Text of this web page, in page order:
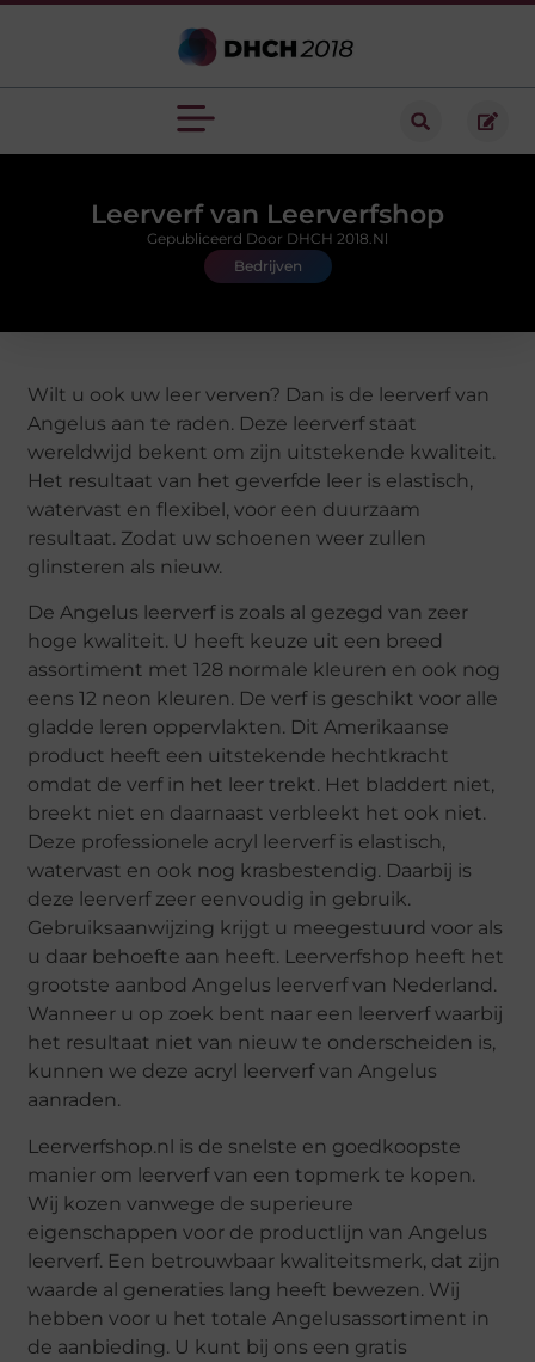
Leerverf van Leerverfshop
Bedrijven
Gepubliceerd Door DHCH 2018.nl
Wilt u ook uw leer verven? Dan is de leerverf van
Angelus aan te raden. Deze leerverf staat
wereldwijd bekent om zijn uitstekende kwaliteit.
Het resultaat van het geverfde leer is elastisch,
watervast en flexibel, voor een duurzaam
resultaat. Zodat uw schoenen weer zullen
glinsteren als nieuw.
De Angelus leerverf is zoals al gezegd van zeer
hoge kwaliteit. U heeft keuze uit een breed
assortiment met 128 normale kleuren en ook nog
eens 12 neon kleuren. De verf is geschikt voor alle
gladde leren oppervlakten. Dit Amerikaanse
product heeft een uitstekende hechtkracht
omdat de verf in het leer trekt. Het bladdert niet,
breekt niet en daarnaast verbleekt het ook niet.
Deze professionele acryl leerverf is elastisch,
watervast en ook nog krasbestendig. Daarbij is
deze leerverf zeer eenvoudig in gebruik.
Gebruiksaanwijzing krijgt u meegestuurd voor als
u daar behoefte aan heeft. Leerverfshop heeft het
grootste aanbod Angelus leerverf van Nederland.
Wanneer u op zoek bent naar een leerverf waarbij
het resultaat niet van nieuw te onderscheiden is,
kunnen we deze acryl leerverf van Angelus
aanraden.
Leerverfshop.nl is de snelste en goedkoopste
manier om leerverf van een topmerk te kopen.
Wij kozen vanwege de superieure
eigenschappen voor de productlijn van Angelus
leerverf. Een betrouwbaar kwaliteitsmerk, dat zijn
waarde al generaties lang heeft bewezen. Wij
hebben voor u het totale Angelusassortiment in
de aanbieding. U kunt bij ons een gratis